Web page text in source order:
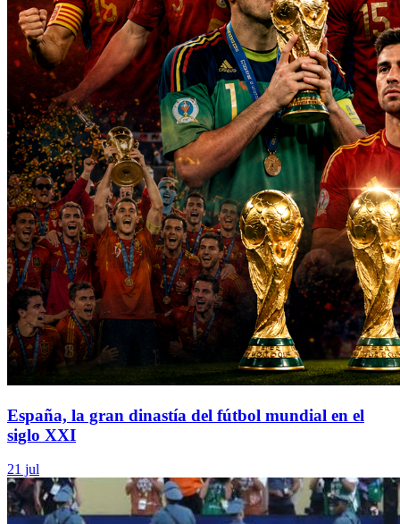
España, la gran dinastía del fútbol mundial en el
siglo XXI
21 jul